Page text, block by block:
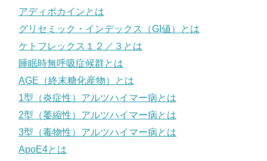
アディポカインとは
グリセミック・インデックス（GI値）とは
ケトフレックス１２／３とは
睡眠時無呼吸症候群とは
AGE（終末糖化産物）とは
1型（炎症性）アルツハイマー病とは
2型（萎縮性）アルツハイマー病とは
3型（毒物性）アルツハイマー病とは
ApoE4とは